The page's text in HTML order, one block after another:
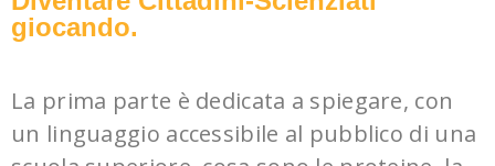
giocando.
La prima parte è dedicata a spiegare, con
un linguaggio accessibile al pubblico di una